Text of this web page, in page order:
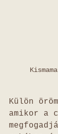
Külön
amikor a